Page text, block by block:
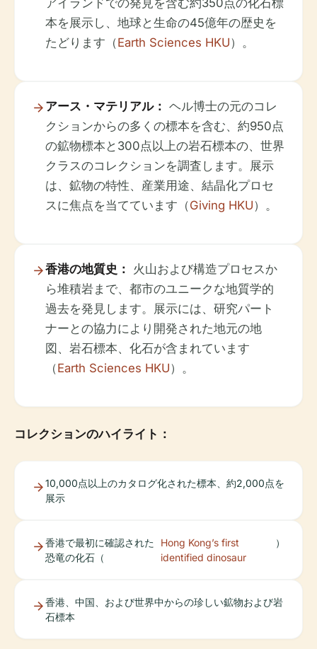
アイランドでの発見を含む約350点の化石標
本を展示し、地球と生命の45億年の歴史を
たどります（Earth Sciences HKU）。
アース・マテリアル： ヘル博士の元のコレ
クションからの多くの標本を含む、約950点
の鉱物標本と300点以上の岩石標本の、世界
クラスのコレクションを調査します。展示
は、鉱物の特性、産業用途、結晶化プロセ
スに焦点を当てています（Giving HKU）。
香港の地質史： 火山および構造プロセスか
ら堆積岩まで、都市のユニークな地質学的
過去を発見します。展示には、研究パート
ナーとの協力により開発された地元の地
図、岩石標本、化石が含まれています
（Earth Sciences HKU）。
コレクションのハイライト：
10,000点以上のカタログ化された標本、約2,000点を
展示
香港で最初に確認された
恐竜の化石（
Hong Kong’s first
identified dinosaur
）
香港、中国、および世界中からの珍しい鉱物および岩
石標本